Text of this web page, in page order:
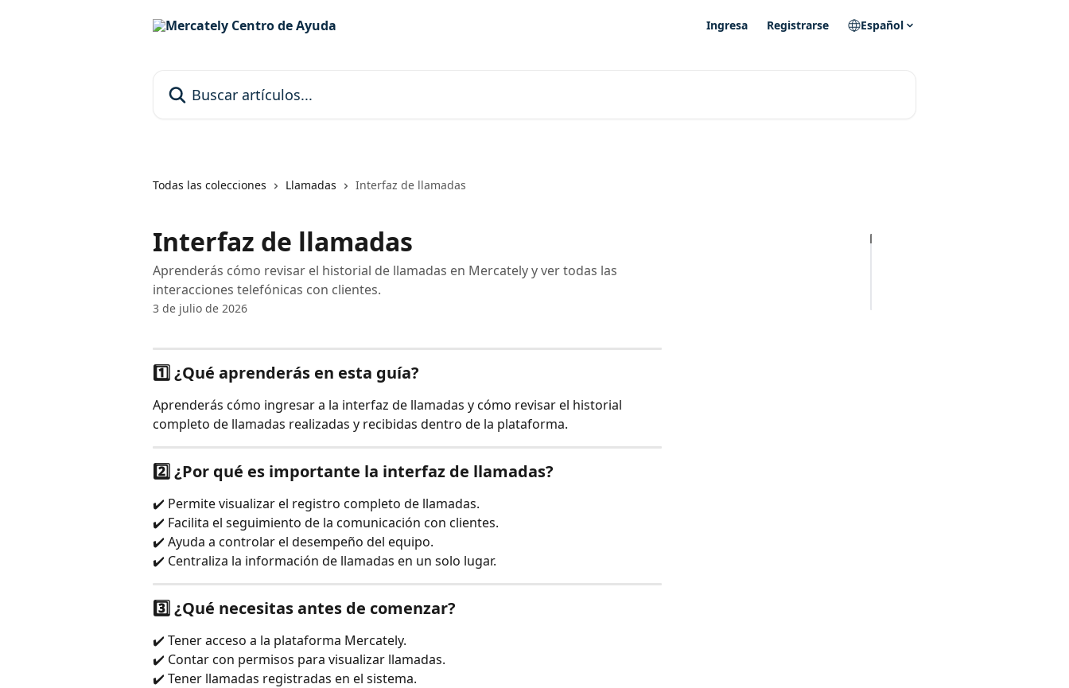
Ingresa Registrarse Español
Todas las colecciones Llamadas Interfaz de llamadas
Interfaz de llamadas
Aprenderás cómo revisar el historial de llamadas en Mercately y ver todas las
interacciones telefónicas con clientes.
3 de julio de 2026
1️⃣ ¿Qué aprenderás en esta guía?
Aprenderás cómo ingresar a la interfaz de llamadas y cómo revisar el historial
completo de llamadas realizadas y recibidas dentro de la plataforma.
2️⃣ ¿Por qué es importante la interfaz de llamadas?
✔️ Permite visualizar el registro completo de llamadas.
✔️ Facilita el seguimiento de la comunicación con clientes.
✔️ Ayuda a controlar el desempeño del equipo.
✔️ Centraliza la información de llamadas en un solo lugar.
3️⃣ ¿Qué necesitas antes de comenzar?
✔️ Tener acceso a la plataforma Mercately.
✔️ Contar con permisos para visualizar llamadas.
✔️ Tener llamadas registradas en el sistema.